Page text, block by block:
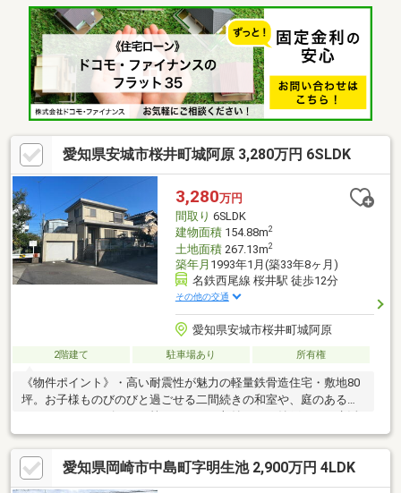
でお布団や洗濯物もたっぷり干せます！◆周辺環境・名鉄西尾線
「桜井」駅：徒歩約6分・桜井小学校：徒歩約16分・桜井中学
校：徒歩約12分・ローソン安城桜井町店：徒歩約3分・安城学園
愛知学泉短期大学附属桜井幼稚園：徒歩約3分・ウエルシア安城桜
井町店：徒歩約4分・セブンイレブン安城桜井町店：徒歩約7分・
ローソンストア100安城桜井店：徒歩約7分・とうみづか
愛知県安城市桜井町城阿原 3,280万円 6SLDK
3,280万円
間取り 6SLDK
建物面積154.88m2
土地面積267.13m2
築年月 1993年1月(築33年8ヶ月)
名鉄西尾線 桜井駅 徒歩12分
その他の交通
愛知県安城市桜井町城阿原
2階建て 駐車場あり 所有権
《物件ポイント》・高い耐震性が魅力の軽量鉄骨造住宅・敷地80
坪。お子様ものびのびと過ごせる二間続きの和室や、庭のある住
≫～通勤・通学に便利。大型商業施設が近く、日々の買い物や休
日も楽しみやすいエリア～・名鉄西尾線「桜井」駅まで徒歩13
分・小学校まで徒歩7分、中学校まで徒歩17分・アピタまで徒歩
10分お電話での内覧予約は、パナホーム愛知（フリーダイヤル：
愛知県岡崎市中島町字明生池 2,900万円 4LDK